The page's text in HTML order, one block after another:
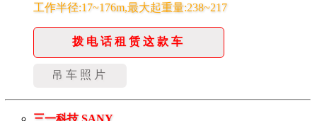
工作半径:17~176m,最大起重量:238~217
拨电话租赁这款车
吊车照片
三一科技 SANY